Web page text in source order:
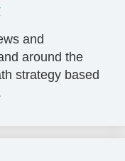
and
around the
strategy based